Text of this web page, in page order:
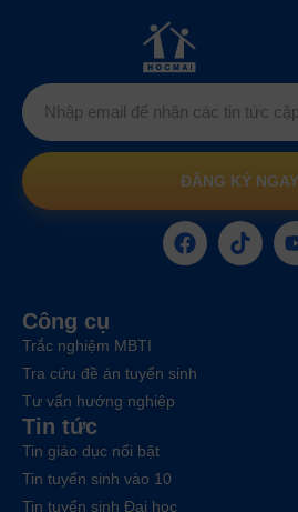
ĐĂNG KÝ NGAY
Công cụ
Trắc nghiệm MBTI
Tra cứu đề án tuyển sinh
Tư vấn hướng nghiệp
Tin tức
Tin giáo dục nổi bật
Tin tuyển sinh vào 10
Tin tuyển sinh Đại học